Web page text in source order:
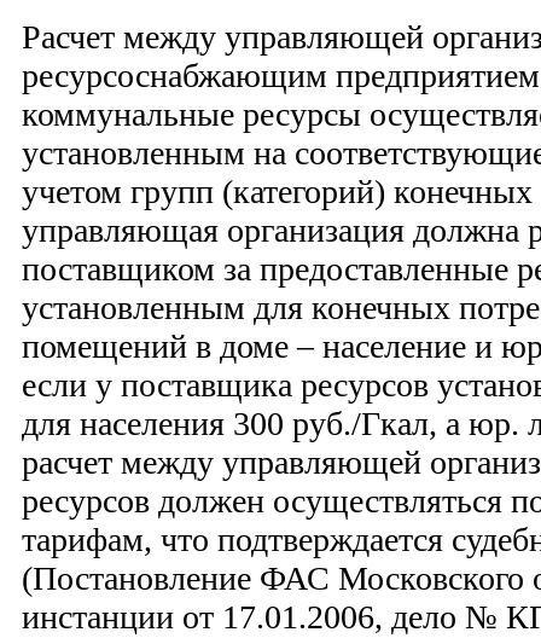
Расчет между управляющей
ресурсоснабжающим предприятием
коммунальные ресурсы
установленным на
учетом групп (категорий)
управляющая организация должна
поставщиком за предоставленные
установленным для конечных
помещений в доме – население и
если у поставщика ресурсов
для населения 300 руб./Гкал, а юр.
расчет между управляющей
ресурсов должен осуществляться
тарифам, что подтверждается
(Постановление ФАС Московского
инстанции от 17.01.2006, дело №